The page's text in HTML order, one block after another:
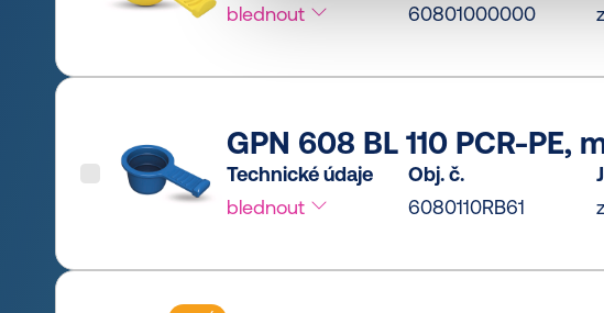
blednout
60801000000
GPN 608 BL 110 PCR-PE,
Technické údaje
blednout
Obj. č.
6080110RB61